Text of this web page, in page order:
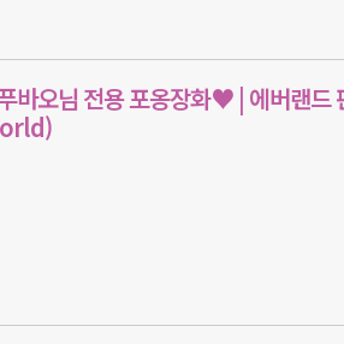
바오님 전용 포옹장화♥ | 에버랜드